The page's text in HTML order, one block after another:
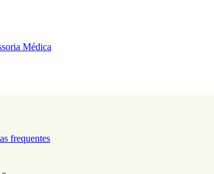
Médica
frequentes